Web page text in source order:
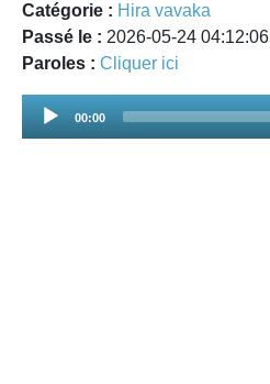
Catégorie : Hira vavaka
Passé le : 2026-05-24 04:12:06
Paroles : Cliquer ici
Audio
00:00